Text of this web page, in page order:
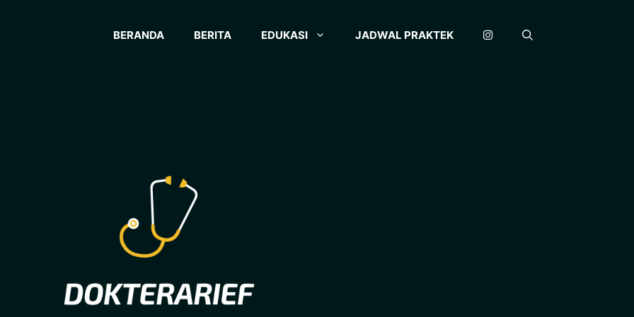
BERANDA BERITA EDUKASI JADWAL PRAKTEK